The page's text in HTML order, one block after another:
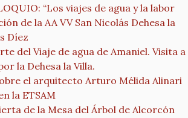
“Los viajes de agua y la labor
de la AA VV San Nicolás Dehesa la
Díez
del Viaje de agua de Amaniel. Visita a
la Dehesa la Villa.
el arquitecto Arturo Mélida Alinari
la ETSAM
de la Mesa del Árbol de Alcorcón